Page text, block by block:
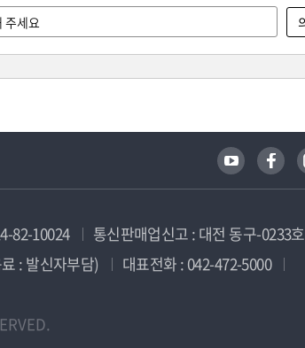
82-10024
통신판매업신고 : 대전 동구-0233호
: 발신자부담)
대표전화 : 042-472-5000